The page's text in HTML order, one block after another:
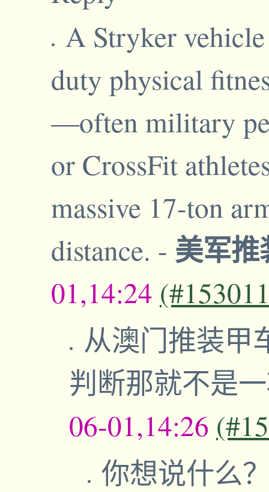
A Stryker
duty physical
—often military
or CrossFit
massive 17-ton
distance. - 美军
01,14:24
从澳门推装甲
判断那就不是
06-01,14:26
你想说什么